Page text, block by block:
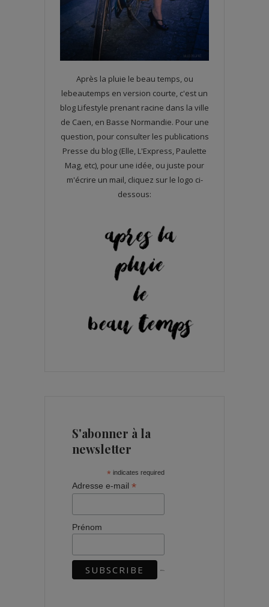
Après la pluie le beau temps, ou
lebeautemps en version courte, c'est un
blog Lifestyle prenant racine dans la ville
de Caen, en Basse Normandie. Pour une
question, pour consulter les publications
Presse du blog (Elle, L'Express, Paulette
Mag, etc), pour une idée, ou juste pour
m'écrire un mail, cliquez sur le logo ci-
dessous:
S'abonner à la
newsletter
* indicates required
Adresse e-mail *
Prénom